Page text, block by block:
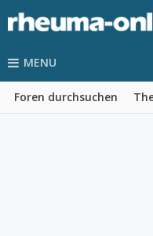
MENU
Foren durchsuchen